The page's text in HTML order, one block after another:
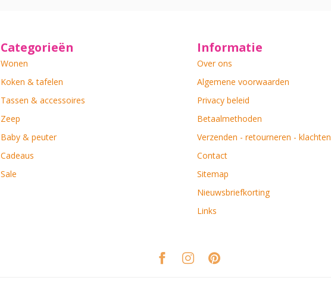
Categorieën
Wonen
Koken & tafelen
Tassen & accessoires
Zeep
Baby & peuter
Cadeaus
Sale
Informatie
Over ons
Algemene voorwaarden
Privacy beleid
Betaalmethoden
Verzenden - retourneren - klachten
Contact
Sitemap
Nieuwsbriefkorting
Links